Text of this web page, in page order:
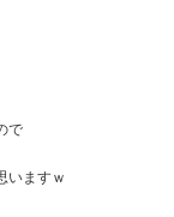
で
いますｗ